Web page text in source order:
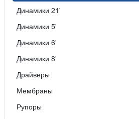
Динамики 21'
Динамики 5'
Динамики 6'
Динамики 8'
Драйверы
Мембраны
Рупоры